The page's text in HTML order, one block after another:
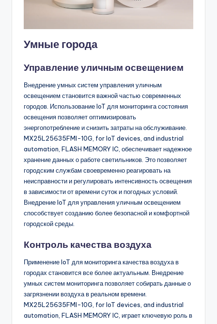
Умные города
Управление уличным освещением
Внедрение умных систем управления уличным
освещением становится важной частью современных
городов. Использование IoT для мониторинга состояния
освещения позволяет оптимизировать
энергопотребление и снизить затраты на обслуживание.
MX25L25635FMI-10G, for IoT devices, and industrial
automation, FLASH MEMORY IC, обеспечивает надежное
хранение данных о работе светильников. Это позволяет
городским службам своевременно реагировать на
неисправности и регулировать интенсивность освещения
в зависимости от времени суток и погодных условий.
Внедрение IoT для управления уличным освещением
способствует созданию более безопасной и комфортной
городской среды.
Контроль качества воздуха
Применение IoT для мониторинга качества воздуха в
городах становится все более актуальным. Внедрение
умных систем мониторинга позволяет собирать данные о
загрязнении воздуха в реальном времени.
MX25L25635FMI-10G, for IoT devices, and industrial
automation, FLASH MEMORY IC, играет ключевую роль в